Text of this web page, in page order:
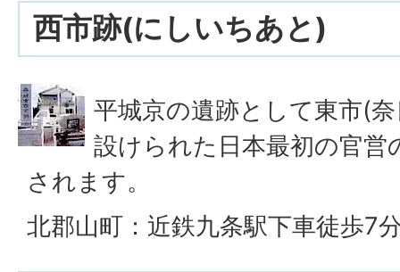
西市跡(にしいちあと)
平城京の遺跡として東市(
設けられた日本最初の官営
されます。
北郡山町：近鉄九条駅下車徒歩7